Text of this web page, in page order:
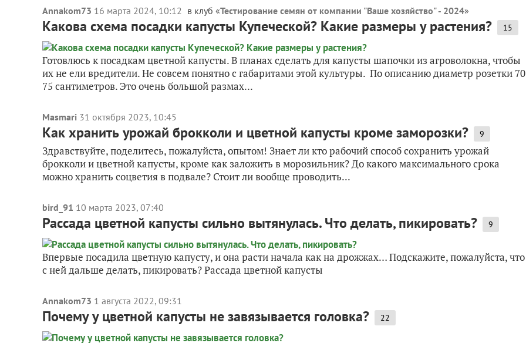
Annakom73 16 марта 2024, 10:12 в клуб «Тестирование семян от компании "Ваше хозяйство" - 2024»
Какова схема посадки капусты Купеческой? Какие размеры у растения? 15
Готовлюсь к посадкам цветной капусты. В планах сделать для капусты шапочки из агроволокна, чтобы
их не ели вредители. Не совсем понятно с габаритами этой культуры. По описанию диаметр розетки
75 сантиметров. Это очень большой размах...
Masmari 31 октября 2023, 10:45
Как хранить урожай брокколи и цветной капусты кроме заморозки? 9
Здравствуйте, поделитесь, пожалуйста, опытом! Знает ли кто рабочий способ сохранить урожай
брокколи и цветной капусты, кроме как заложить в морозильник? До какого максимального срока
можно хранить соцветия в подвале? Стоит ли вообще проводить...
bird_91 10 марта 2023, 07:40
Рассада цветной капусты сильно вытянулась. Что делать, пикировать? 9
Впервые посадила цветную капусту, и она расти начала как на дрожжах… Подскажите, пожалуйста, что
с ней дальше делать, пикировать? Рассада цветной капусты
Annakom73 1 августа 2022, 09:31
Почему у цветной капусты не завязывается головка? 22